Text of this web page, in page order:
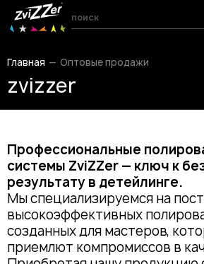
Главная Оптовые продажи
zvizzer
Профессиональные
системы ZviZZer — ключ к
результату в детейлинге.
Мы специализируемся на
высокоэффективных
созданных для мастеров,
приемлют компромиссов в